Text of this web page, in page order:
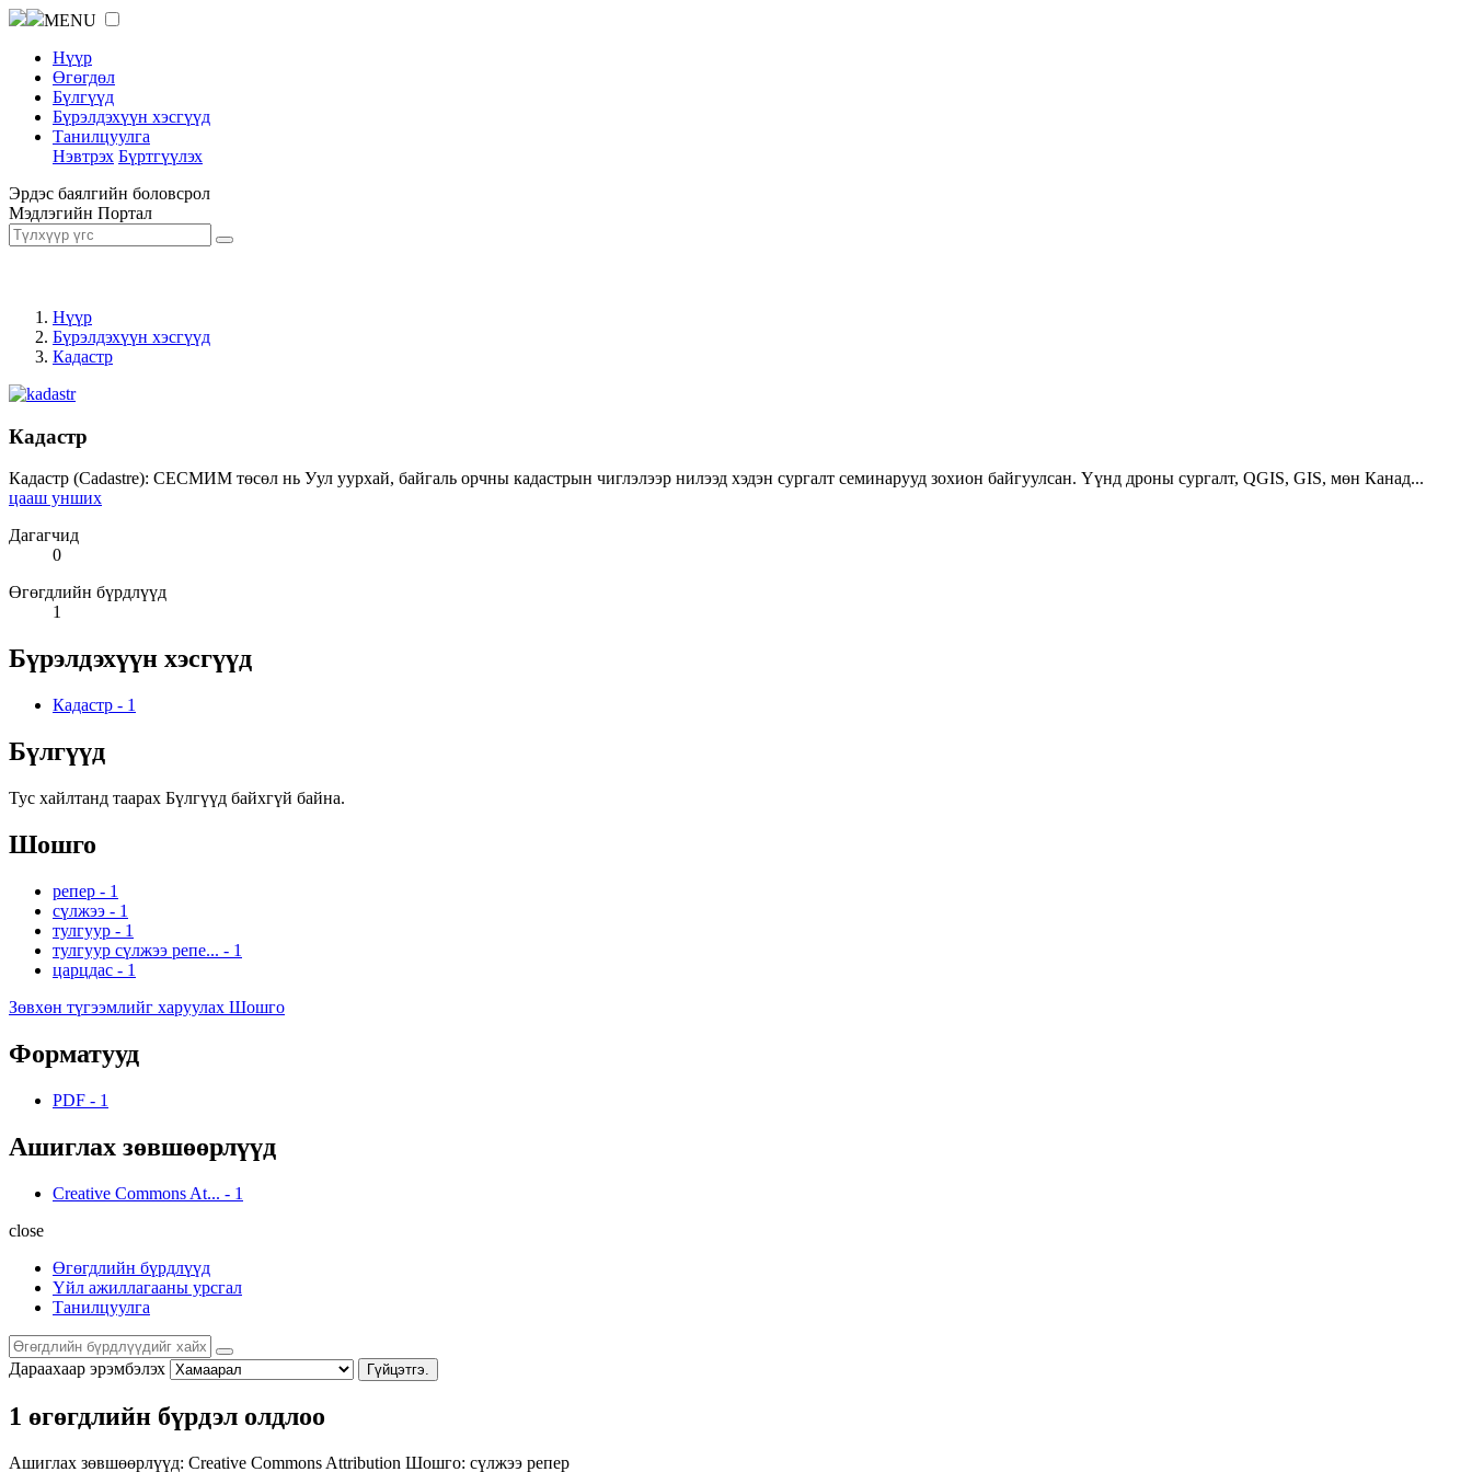
MENU
Нүүр
Өгөгдөл
Бүлгүүд
Бүрэлдэхүүн хэсгүүд
Танилцуулга
Нэвтрэх Бүртгүүлэх
Эрдэс баялгийн боловсрол
Мэдлэгийн Портал
Нүүр
Бүрэлдэхүүн хэсгүүд
Кадастр
Кадастр
Кадастр (Cadastre): СЕСМИМ төсөл нь Уул уурхай, байгаль орчны кадастрын чиглэлээр нилээд хэдэн сургалт семинарууд зохион байгуулсан. Үүнд дроны сургалт, QGIS, GIS, мөн Канад...
цааш унших
Дагагчид
0
Өгөгдлийн бүрдлүүд
1
Бүрэлдэхүүн хэсгүүд
Кадастр - 1
Бүлгүүд
Тус хайлтанд таарах Бүлгүүд байхгүй байна.
Шошго
репер - 1
сүлжээ - 1
тулгуур - 1
тулгуур сүлжээ репе... - 1
царцдас - 1
Зөвхөн түгээмлийг харуулах Шошго
Форматууд
PDF - 1
Ашиглах зөвшөөрлүүд
Creative Commons At... - 1
close
Өгөгдлийн бүрдлүүд
Үйл ажиллагааны урсгал
Танилцуулга
Дараахаар эрэмбэлэх Гүйцэтгэ.
1 өгөгдлийн бүрдэл олдлоо
Ашиглах зөвшөөрлүүд: Creative Commons Attribution Шошго: сүлжээ репер